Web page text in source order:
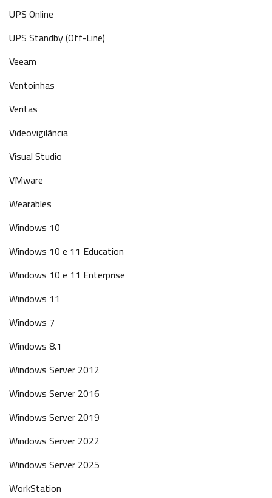
UPS Online
UPS Standby (Off-Line)
Veeam
Ventoinhas
Veritas
Videovigilância
Visual Studio
VMware
Wearables
Windows 10
Windows 10 e 11 Education
Windows 10 e 11 Enterprise
Windows 11
Windows 7
Windows 8.1
Windows Server 2012
Windows Server 2016
Windows Server 2019
Windows Server 2022
Windows Server 2025
WorkStation